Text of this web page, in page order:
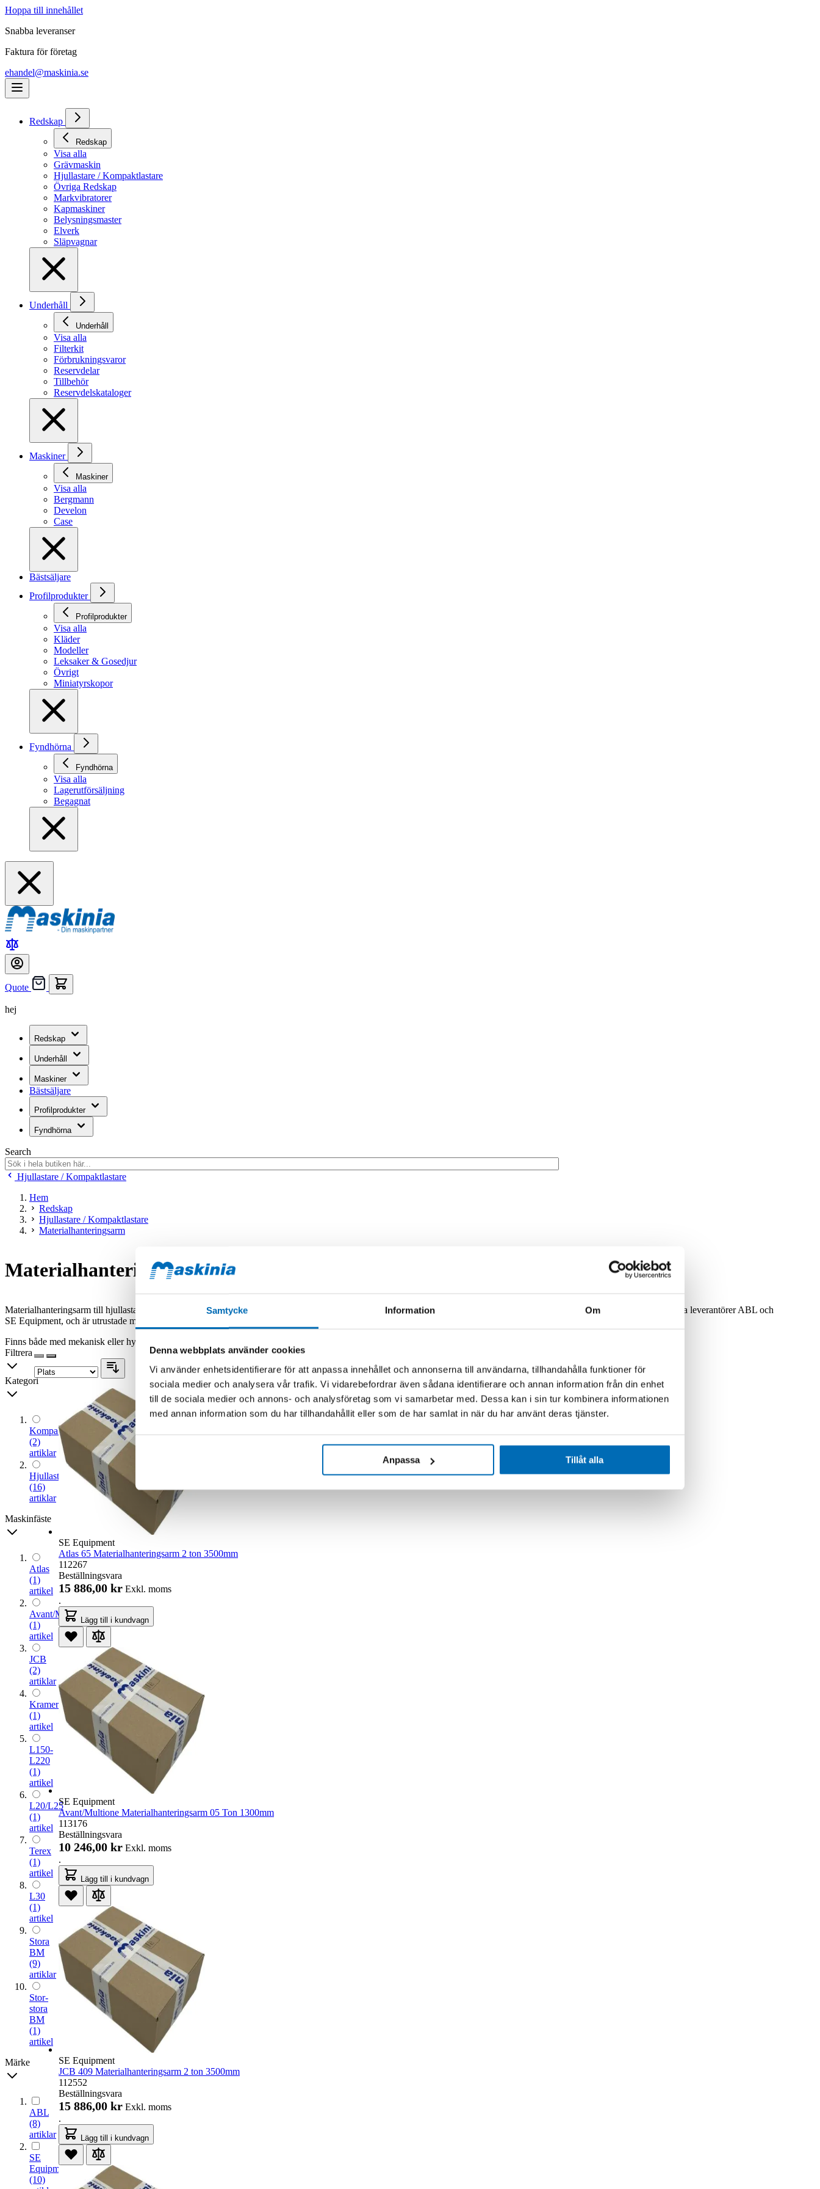
Samtycke Information Om
Denna webbplats använder cookies
Vi använder enhetsidentifierare för att anpassa innehållet och annonserna till användarna, tillhandahålla funktioner för
sociala medier och analysera vår trafik. Vi vidarebefordrar även sådana identifierare och annan information från din enhet
till de sociala medier och annons- och analysföretag som vi samarbetar med. Dessa kan i sin tur kombinera informationen
med annan information som du har tillhandahållit eller som de har samlat in när du har använt deras tjänster.
Anpassa Tillåt alla
Hoppa till innehållet
Snabba leveranser
Faktura för företag
ehandel@maskinia.se
Redskap
Redskap
Visa alla
Grävmaskin
Hjullastare / Kompaktlastare
Övriga Redskap
Markvibratorer
Kapmaskiner
Belysningsmaster
Elverk
Släpvagnar
Underhåll
Underhåll
Visa alla
Filterkit
Förbrukningsvaror
Reservdelar
Tillbehör
Reservdelskataloger
Maskiner
Maskiner
Visa alla
Bergmann
Develon
Case
Bästsäljare
Profilprodukter
Profilprodukter
Visa alla
Kläder
Modeller
Leksaker & Gosedjur
Övrigt
Miniatyrskopor
Fyndhörna
Fyndhörna
Visa alla
Lagerutförsäljning
Begagnat
Quote
hej
Redskap
Underhåll
Maskiner
Bästsäljare
Profilprodukter
Fyndhörna
Search
Hjullastare / Kompaktlastare
Hem
Redskap
Hjullastare / Kompaktlastare
Materialhanteringsarm
Materialhanteringsarm
Materialhanteringsarm till hjullastare och kompaktlastare för säker och effektivt hantering av lyft av olika material. Våra redskap för materialhantering för lastmaskiner är från våra leverantörer ABL och
SE Equipment, och är utrustade med säkerhetsstopp så inte armen glider ur sitt fäste.
Finns både med mekanisk eller hydraulisk justering av längden på lyftarmen.
Filtrera
Kategori
Kompaktlastare
(2)
artiklar
Hjullastare
(16)
artiklar
Maskinfäste
Atlas
(1)
artikel
Avant/Multione
(1)
artikel
JCB
(2)
artiklar
Kramer
(1)
artikel
L150-
L220
(1)
artikel
L20/L25
(1)
artikel
Terex
(1)
artikel
L30
(1)
artikel
Stora
BM
(9)
artiklar
Stor-
stora
BM
(1)
artikel
Märke
ABL
(8)
artiklar
SE
Equipment
(10)
SE Equipment
Atlas 65 Materialhanteringsarm 2 ton 3500mm
112267
Beställningsvara
15 886,00 kr Exkl. moms
.
Lägg till i kundvagn
SE Equipment
Avant/Multione Materialhanteringsarm 05 Ton 1300mm
113176
Beställningsvara
10 246,00 kr Exkl. moms
.
Lägg till i kundvagn
SE Equipment
JCB 409 Materialhanteringsarm 2 ton 3500mm
112552
Beställningsvara
15 886,00 kr Exkl. moms
.
Lägg till i kundvagn